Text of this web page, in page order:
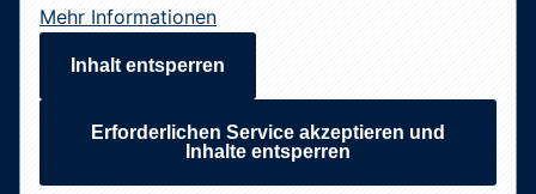
Mehr Informationen
Inhalt entsperren
Erforderlichen Service akzeptieren und
Inhalte entsperren